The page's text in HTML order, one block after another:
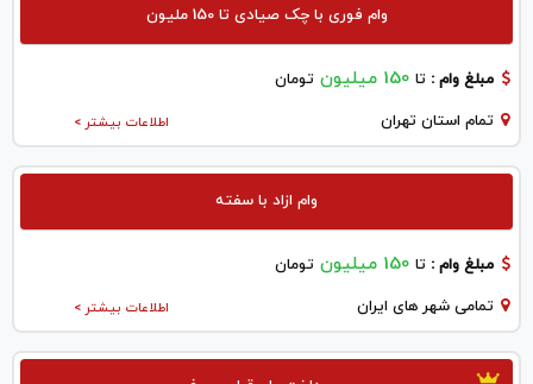
وام فوری با چک صیادی تا 150 ملیون
مبلغ وام : تا 150 میلیون تومان
اطلاعات بیشتر > تمام استان تهران
وام ازاد با سفته
مبلغ وام : تا 150 میلیون تومان
اطلاعات بیشتر > تمامی شهر های ایران